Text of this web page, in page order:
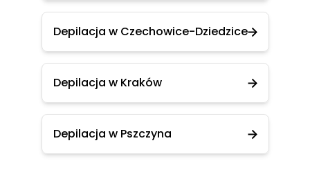
Depilacja w Czechowice-Dziedzice
Depilacja w Kraków
Depilacja w Pszczyna